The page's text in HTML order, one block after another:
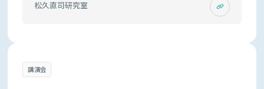
松久直司研究室
講演会